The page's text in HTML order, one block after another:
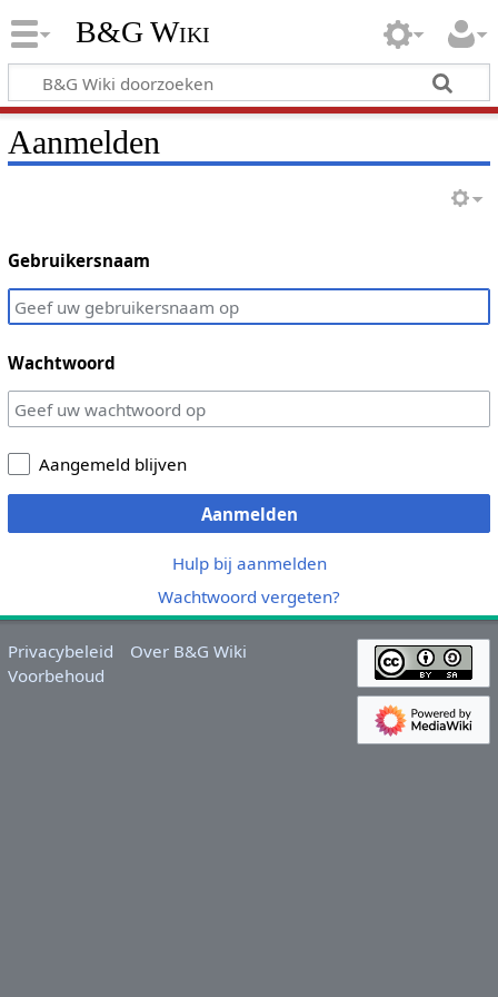
B&G Wiki
Aanmelden
Gebruikersnaam
Wachtwoord
Aangemeld blijven
Aanmelden
Hulp bij aanmelden
Wachtwoord vergeten?
Privacybeleid
Over B&G Wiki
Voorbehoud